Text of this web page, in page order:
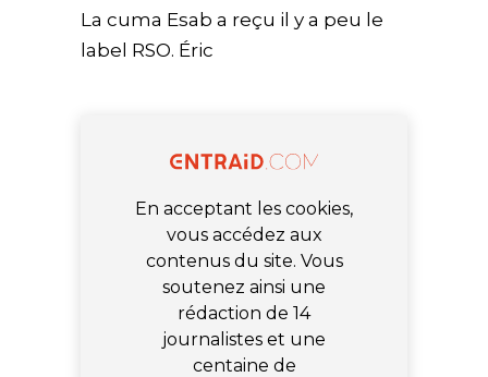
La cuma Esab a reçu il y a peu le
label RSO. Éric
En acceptant les cookies,
vous accédez aux
contenus du site. Vous
soutenez ainsi une
rédaction de 14
journalistes et une
centaine de